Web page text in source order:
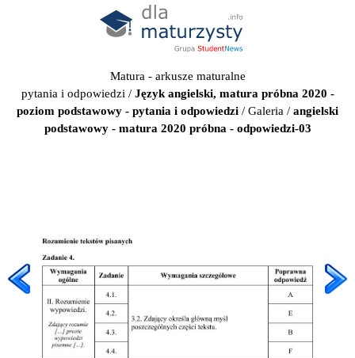
Matura - arkusze maturalne
pytania i odpowiedzi / Język angielski, matura próbna 2020 -
poziom podstawowy - pytania i odpowiedzi / Galeria / angielski
podstawowy - matura 2020 próbna - odpowiedzi-03